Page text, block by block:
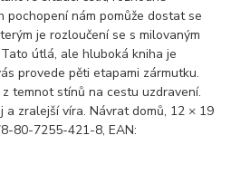
pochopení nám pomůže dostat se
je rozloučení se s milovaným
útlá, ale hluboká kniha je
provede pěti etapami zármutku.
temnot stínů na cestu uzdravení.
a zralejší víra. Návrat domů, 12 × 19
80-7255-421-8, EAN: